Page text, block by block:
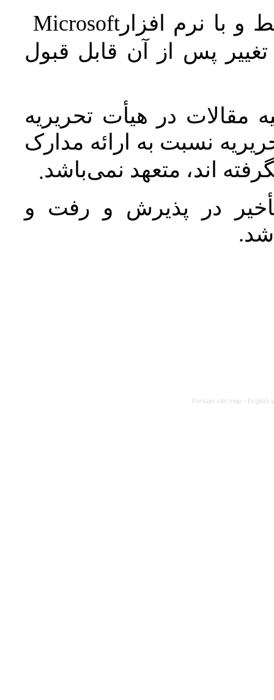
و با نرم افزارMicrosoft
پس از آن قابل قبول
مقالات در هیأت تحریریه
نسبت به ارائه مدارک
اند، متعهد نمی‌باشد.
در پذیرش و رفت و
شد.
Persian site map - English